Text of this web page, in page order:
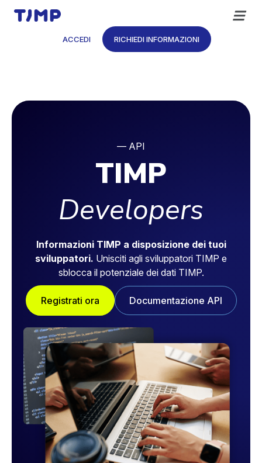
contenuto
ACCEDI RICHIEDI INFORMAZIONI
— API
TIMP
Developers
Informazioni TIMP a disposizione dei tuoi
sviluppatori. Unisciti agli sviluppatori TIMP e
sblocca il potenziale dei dati TIMP.
Registrati ora Documentazione API